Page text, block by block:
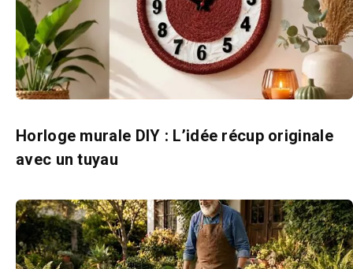
Horloge murale DIY : L’idée récup originale
avec un tuyau